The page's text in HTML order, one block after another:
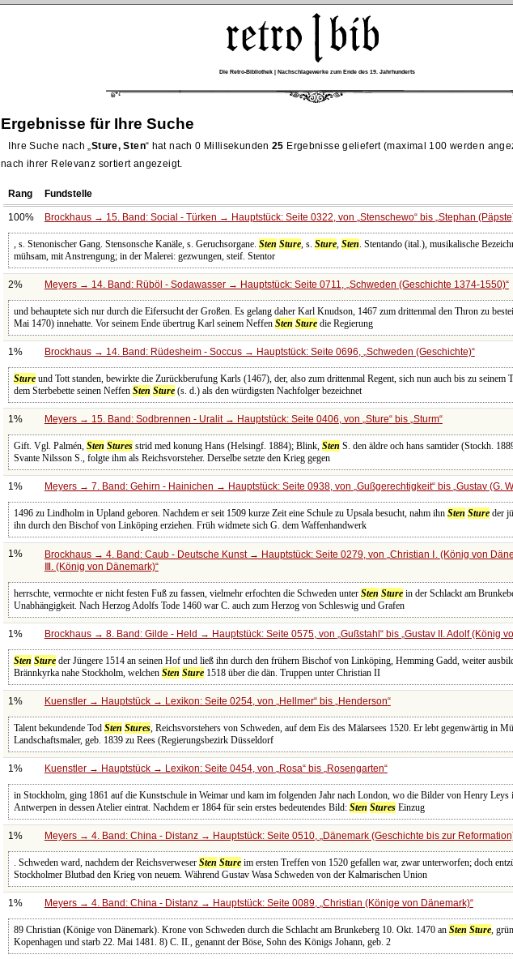
Die Retro-Bibliothek | Nachschlagewerke zum Ende des 19. Jahrhunderts
Ergebnisse für Ihre Suche
Ihre Suche nach Sture, Sten hat nach 0 Millisekunden25 Ergebnisse geliefert (maximal 100 werden
nach ihrer Relevanz sortiert angezeigt.
Rang Fundstelle
100% Brockhaus → 15. Band: Social - Türken → Hauptstück: Seite 0322, von Stenschewo bis Stephan
, s. Stenonischer Gang. Stensonsche Kanäle, s. Geruchsorgane.Sten Sture, s.Sture,Sten. Stentando (ital.), musikalische
mühsam, mit Anstrengung; in der Malerei: gezwungen, steif. Stentor
2% Meyers → 14. Band: Rüböl - Sodawasser → Hauptstück: Seite 0711, Schweden (Geschichte 1374-1550)
und behauptete sich nur durch die Eifersucht der Großen. Es gelang daher Karl Knudson, 1467 zum drittenmal den Thron zu
Mai 1470) innehatte. Vor seinem Ende übertrug Karl seinem NeffenSten Sture die Regierung
1% Brockhaus → 14. Band: Rüdesheim - Soccus → Hauptstück: Seite 0696, Schweden (Geschichte)
Sture und Tott standen, bewirkte die Zurückberufung Karls (1467), der, also zum drittenmal Regent, sich nun auch bis zu seinem
dem Sterbebette seinen NeffenSten Sture (s. d.) als den würdigsten Nachfolger bezeichnet
1% Meyers → 15. Band: Sodbrennen - Uralit → Hauptstück: Seite 0406, von Sture bis Sturm
Gift. Vgl. Palmén,Sten Stures strid med konung Hans (Helsingf. 1884); Blink,Sten S. den äldre och hans samtider (Stockh.
Svante Nilsson S., folgte ihm als Reichsvorsteher. Derselbe setzte den Krieg gegen
1% Meyers → 7. Band: Gehirn - Hainichen → Hauptstück: Seite 0938, von Gußgerechtigkeit bis Gustav (G.
1496 zu Lindholm in Upland geboren. Nachdem er seit 1509 kurze Zeit eine Schule zu Upsala besucht, nahm ihnSten Sture der
ihn durch den Bischof von Linköping erziehen. Früh widmete sich G. dem Waffenhandwerk
1% Brockhaus → 4. Band: Caub - Deutsche Kunst → Hauptstück: Seite 0279, von Christian Ⅰ. (König von
Ⅲ. (König von Dänemark)
herrschte, vermochte er nicht festen Fuß zu fassen, vielmehr erfochten die Schweden unterSten Sture in der Schlackt am
Unabhängigkeit. Nach Herzog Adolfs Tode 1460 war C. auch zum Herzog von Schleswig und Grafen
1% Brockhaus → 8. Band: Gilde - Held → Hauptstück: Seite 0575, von Gußstahl bis Gustav II. Adolf (König
Sten Sture der Jüngere 1514 an seinen Hof und ließ ihn durch den frühern Bischof von Linköping, Hemming Gadd, weiter
Brännkyrka nahe Stockholm, welchenSten Sture 1518 über die dän. Truppen unter Christian II
1% Kuenstler → Hauptstück → Lexikon: Seite 0254, von Hellmer bis Henderson
Talent bekundende TodSten Stures, Reichsvorstehers von Schweden, auf dem Eis des Mälarsees 1520. Er lebt gegenwärtig in
Landschaftsmaler, geb. 1839 zu Rees (Regierungsbezirk Düsseldorf
1% Kuenstler → Hauptstück → Lexikon: Seite 0454, von Rosa bis Rosengarten
in Stockholm, ging 1861 auf die Kunstschule in Weimar und kam im folgenden Jahr nach London, wo die Bilder von Henry Leys
Antwerpen in dessen Atelier eintrat. Nachdem er 1864 für sein erstes bedeutendes Bild:Sten Stures Einzug
1% Meyers → 4. Band: China - Distanz → Hauptstück: Seite 0510, Dänemark (Geschichte bis zur
. Schweden ward, nachdem der ReichsverweserSten Sture im ersten Treffen von 1520 gefallen war, zwar unterworfen; doch
Stockholmer Blutbad den Krieg von neuem. Während Gustav Wasa Schweden von der Kalmarischen Union
1% Meyers → 4. Band: China - Distanz → Hauptstück: Seite 0089, Christian (Könige von Dänemark)
89 Christian (Könige von Dänemark). Krone von Schweden durch die Schlacht am Brunkeberg 10. Okt. 1470 anSten Sture,
Kopenhagen und starb 22. Mai 1481. 8) C. II., genannt der Böse, Sohn des Königs Johann, geb. 2